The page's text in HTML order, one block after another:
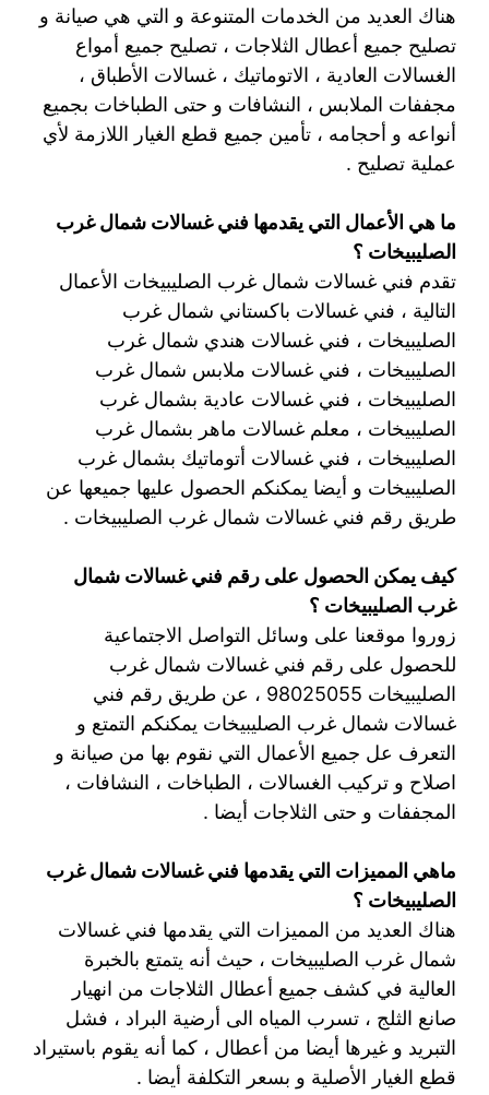
هناك العديد من الخدمات المتنوعة و التي هي صيانة و
تصليح جميع أعطال الثلاجات ، تصليح جميع أمواع
الغسالات العادية ، الاتوماتيك ، غسالات الأطباق ،
مجففات الملابس ، النشافات و حتى الطباخات بجميع
أنواعه و أحجامه ، تأمين جميع قطع الغيار اللازمة لأي
عملية تصليح .
ما هي الأعمال التي يقدمها فني غسالات شمال غرب
الصليبيخات ؟
تقدم فني غسالات شمال غرب الصليبيخات الأعمال
التالية ، فني غسالات باكستاني شمال غرب
الصليبيخات ، فني غسالات هندي شمال غرب
الصليبيخات ، فني غسالات ملابس شمال غرب
الصليبيخات ، فني غسالات عادية بشمال غرب
الصليبيخات ، معلم غسالات ماهر بشمال غرب
الصليبيخات ، فني غسالات أتوماتيك بشمال غرب
الصليبيخات و أيضا يمكنكم الحصول عليها جميعها عن
طريق رقم فني غسالات شمال غرب الصليبيخات .
كيف يمكن الحصول على رقم فني غسالات شمال
غرب الصليبيخات ؟
زوروا موقعنا على وسائل التواصل الاجتماعية
للحصول على رقم فني غسالات شمال غرب
الصليبيخات 98025055 ، عن طريق رقم فني
غسالات شمال غرب الصليبيخات يمكنكم التمتع و
التعرف عل جميع الأعمال التي نقوم بها من صيانة و
اصلاح و تركيب الغسالات ، الطباخات ، النشافات ،
المجففات و حتى الثلاجات أيضا .
ماهي المميزات التي يقدمها فني غسالات شمال غرب
الصليبيخات ؟
هناك العديد من المميزات التي يقدمها فني غسالات
شمال غرب الصليبيخات ، حيث أنه يتمتع بالخبرة
العالية في كشف جميع أعطال الثلاجات من انهيار
صانع الثلج ، تسرب المياه الى أرضية البراد ، فشل
التبريد و غيرها أيضا من أعطال ، كما أنه يقوم باستيراد
قطع الغيار الأصلية و بسعر التكلفة أيضا .